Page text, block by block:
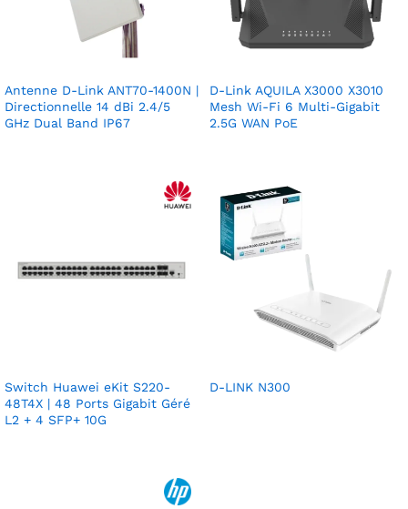
Antenne D-Link ANT70-1400N |
Directionnelle 14 dBi 2.4/5
GHz Dual Band IP67
D-Link AQUILA X3000 X3010
Mesh Wi-Fi 6 Multi-Gigabit
2.5G WAN PoE
Switch Huawei eKit S220-
48T4X | 48 Ports Gigabit Géré
L2 + 4 SFP+ 10G
D-LINK N300